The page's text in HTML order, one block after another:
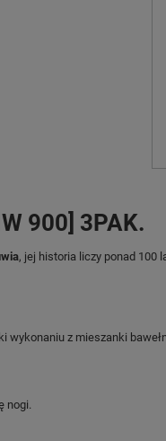
900] 3PAK.
, jej historia liczy ponad 100
z mieszanki
nogi.